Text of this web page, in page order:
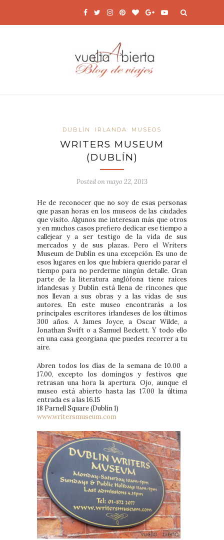
DUBLÍN IRLANDA MUSEOS
WRITERS MUSEUM
(DUBLÍN)
Posted onmayo 22, 2013
He de reconocer que no soy de esas personas
que pasan horas en los museos de las ciudades
que visito. Algunos me interesan más que otros
y en muchos casos prefiero dedicar ese tiempo a
callejear y a ser testigo de la vida de sus
mercados y de sus plazas. Pero el Writers
Museum de Dublín es una excepción. Es uno de
esos lugares en los que hubiera querido parar el
tiempo para no perderme ningún detalle. Gran
parte de la literatura anglófona tiene raíces
irlandesas y Dublín está llena de rincones que
nos llevan a sus obras y a las vidas de sus
autores. En este museo encontrarás a los
principales escritores irlandeses de los últimos
300 años. A James Joyce, a Oscar Wilde, a
Jonathan Swift o a Samuel Beckett. Y todo ello
en una casa georgiana que puedes recorrer a tu
aire.
Abren todos los días de la semana de 10.00 a
17.00, excepto los domingos y festivos que
retrasan una hora la apertura. Ojo, aunque el
museo está abierto hasta las 17.00 la última
entrada es a las 16.15
18 Parnell Square (Dublín 1)
www.writersmuseum.com